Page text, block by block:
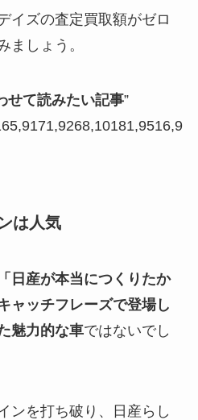
イズの査定買取額がゼロ
ましょう。
せて読みたい記事”
は人気
「日産が本当につくりたか
ャッチフレーズで登場し
魅力的な車ではないでし
ンを打ち破り、日産らし